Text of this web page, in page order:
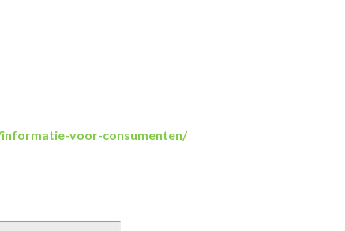
voor-consumenten/